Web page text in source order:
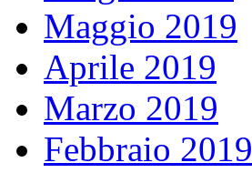
Maggio 2019
Aprile 2019
Marzo 2019
Febbraio 2019